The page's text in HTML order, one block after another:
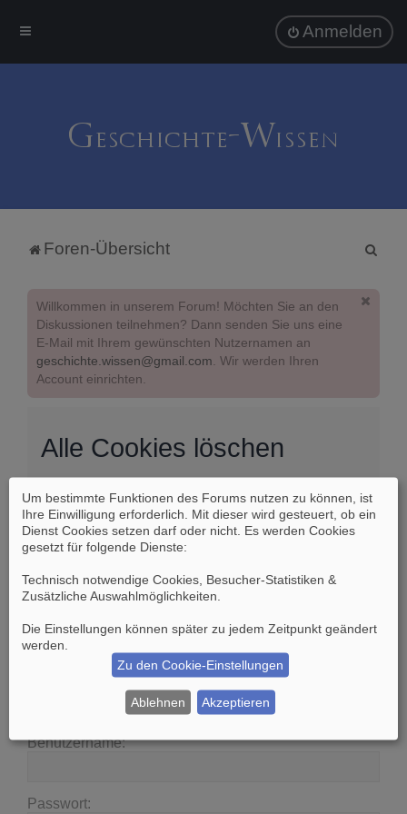
Anmelden
Foren-Übersicht
Willkommen in unserem Forum! Möchten Sie an den
Diskussionen teilnehmen? Dann senden Sie uns eine
E-Mail mit Ihrem gewünschten Nutzernamen an
geschichte.wissen@gmail.com. Wir werden Ihren
Account einrichten.
Alle Cookies löschen
Sind Sie sich sicher, dass Sie alle Cookies des
Boards löschen möchten?
SucheErweiterte Suche
Benutzername:
Passwort:
Um bestimmte Funktionen des Forums nutzen zu können, ist
Ihre Einwilligung erforderlich. Mit dieser wird gesteuert, ob ein
Dienst Cookies setzen darf oder nicht. Es werden Cookies
gesetzt für folgende Dienste:
Technisch notwendige Cookies, Besucher-Statistiken &
Zusätzliche Auswahlmöglichkeiten
Die Einstellungen können später zu jedem Zeitpunkt geändert
werden.
Zu den Cookie-Einstellungen
Ablehnen Akzeptieren